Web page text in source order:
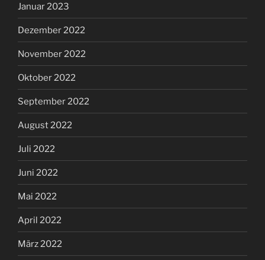
Januar 2023
Dezember 2022
November 2022
Oktober 2022
September 2022
August 2022
Juli 2022
Juni 2022
Mai 2022
April 2022
März 2022